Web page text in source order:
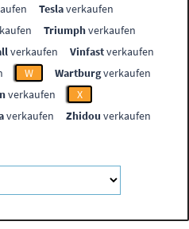
Teslaverkaufen
Triumphverkaufen
verkaufen Vinfastverkaufen
W Wartburgverkaufen
verkaufen
X
verkaufen Zhidou verkaufen